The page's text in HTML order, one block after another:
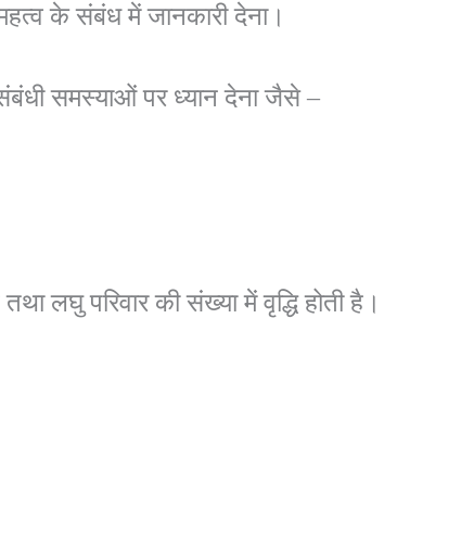
के संबंध में जानकारी देना।
समस्याओं पर ध्यान देना जैसे –
लघु परिवार की संख्या में वृद्धि होती है।